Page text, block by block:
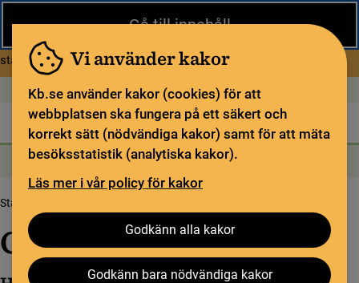
Gå till innehåll
Under sommaren har KB begränsad service och särskilda
öppettider. Vissa veckor är en del funktioner och samlingar
stängda.Läs mer om Begränsad service i sommar
Vi använder kakor
Kb.se använder kakor (cookies) för att
webbplatsen ska fungera på ett säkert och
korrekt sätt (nödvändiga kakor) samt för att mäta
besöksstatistik (analytiska kakor).
Läs mer i vår policy för kakor
Godkänn alla kakor
Godkänn bara nödvändiga kakor
Öppet idag: 9–17In English
Biblioteket För bibliotekssektorn Pliktleverans och ISBN
Sök Sök
Söktjänster
Startsida
Codex Gigas innehåll